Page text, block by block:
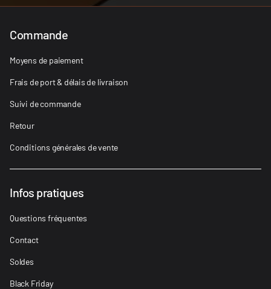
Commande
Moyens de paiement
Frais de port & délais de livraison
Suivi de commande
Retour
Conditions générales de vente
Infos pratiques
Questions fréquentes
Contact
Soldes
Black Friday